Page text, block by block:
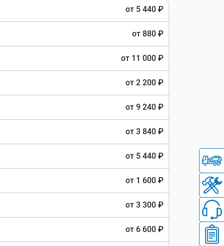
от 5 440 ₽
от 880 ₽
от 11 000 ₽
от 2 200 ₽
от 9 240 ₽
от 3 840 ₽
от 5 440 ₽
от 1 600 ₽
от 3 300 ₽
от 6 600 ₽